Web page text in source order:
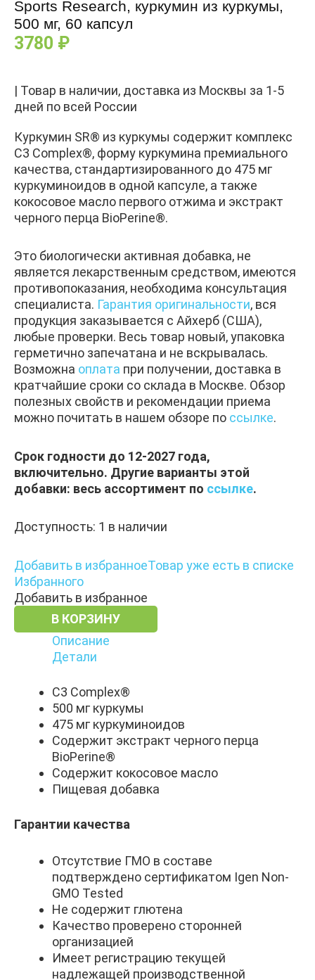
Sports Research, куркумин из куркумы,
500 мг, 60 капсул
3780 ₽
| Товар в наличии, доставка из Москвы за 1-5
дней по всей России
Куркумин SR® из куркумы содержит комплекс
C3 Complex®, форму куркумина премиального
качества, стандартизированного до 475 мг
куркуминоидов в одной капсуле, а также
кокосовое масло первого отжима и экстракт
черного перца BioPerine®.
Это биологически активная добавка, не
является лекарственным средством, имеются
противопоказания, необходима консультация
специалиста. Гарантия оригинальности, вся
продукция заказывается с Айхерб (США),
любые проверки. Весь товар новый, упаковка
герметично запечатана и не вскрывалась.
Возможна оплата при получении, доставка в
кратчайшие сроки со склада в Москве. Обзор
полезных свойств и рекомендации приема
можно почитать в нашем обзоре по ссылке.
Срок годности до 12-2027 года,
включительно. Другие варианты этой
добавки: весь ассортимент по ссылке.
Доступность: 1 в наличии
Добавить в избранноеТовар уже есть в списке
Избранного
Добавить в избранное
В КОРЗИНУ
Описание
Детали
C3 Complex®
500 мг куркумы
475 мг куркуминоидов
Содержит экстракт черного перца
BioPerine®
Содержит кокосовое масло
Пищевая добавка
Гарантии качества
Отсутствие ГМО в составе
подтверждено сертификатом Igen Non-
GMO Tested
Не содержит глютена
Качество проверено сторонней
организацией
Имеет регистрацию текущей
надлежащей производственной